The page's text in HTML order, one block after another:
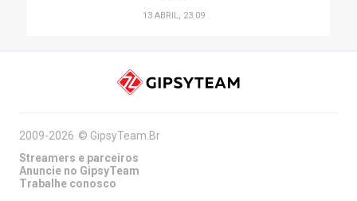
13 ABRIL, 23:09
2009-2026 © GipsyTeam.Br
Streamers e parceiros
Anuncie no GipsyTeam
Trabalhe conosco